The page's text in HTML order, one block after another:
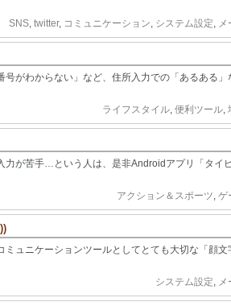
SNS, twitter, コミュニケーション, システム設定, メ
号がわからない」など、住所入力での「あるある
ライフスタイル, 便利ツール,
力が苦手…という人は、是非Androidアプリ「タイ
アクション＆スポーツ, ゲ
ミュニケーションツールとしてとても大切な「顔文
システム設定, メ